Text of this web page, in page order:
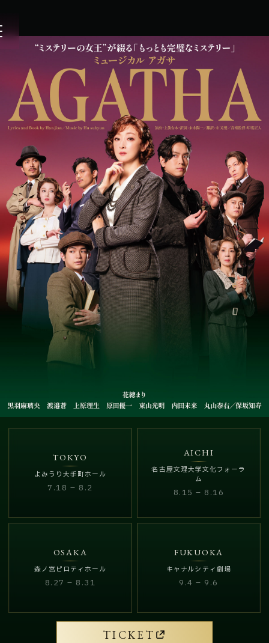
TOKYO
よみうり大手町ホール
7.18 – 8.2
AICHI
名古屋文理大学文化フォーラ
ム
8.15 – 8.16
OSAKA
森ノ宮ピロティホール
8.27 – 8.31
FUKUOKA
キャナルシティ劇場
9.4 – 9.6
TICKET